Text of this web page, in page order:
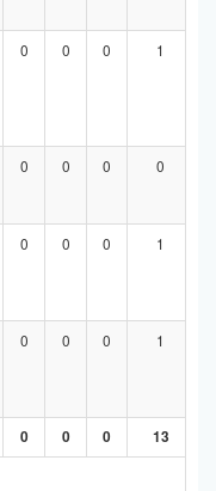
0 0 0 1
0 0 0 0
0 0 0 1
0 0 0 1
0 0 0 13